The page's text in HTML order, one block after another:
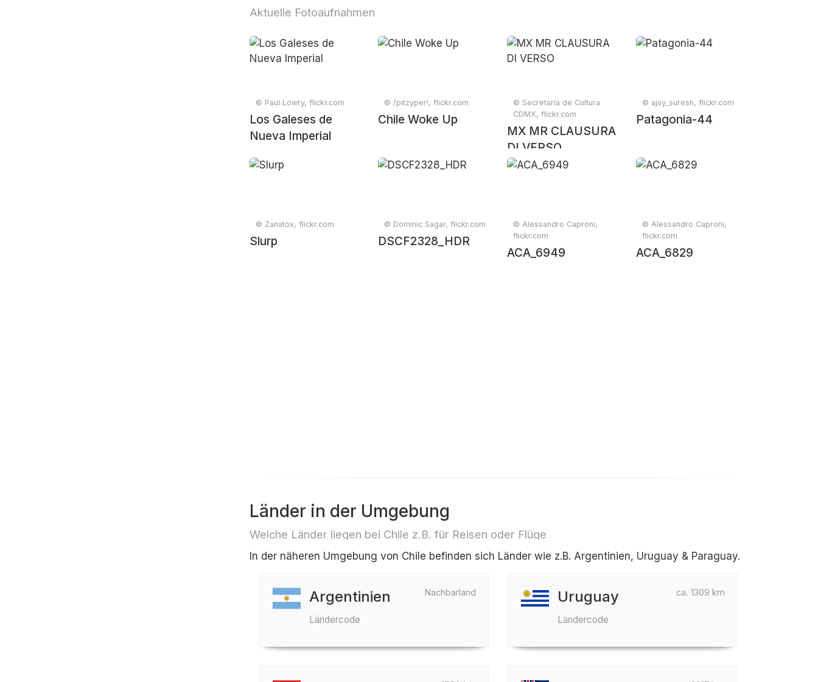
Aktuelle Fotoaufnahmen
© Paul Lowry, flickr.com
Los Galeses de
Nueva Imperial
© /pitzyper!, flickr.com
Chile Woke Up
© Secretaría de Cultura
CDMX, flickr.com
MX MR CLAUSURA
DI VERSO
© ajay_suresh, flickr.com
Patagonia-44
© Zanatox, flickr.com
Slurp
© Dominic Sagar, flickr.com
DSCF2328_HDR
© Alessandro Caproni,
flickr.com
ACA_6949
© Alessandro Caproni,
flickr.com
ACA_6829
Länder in der Umgebung
Welche Länder liegen bei Chile z.B. für Reisen oder Flüge
In der näheren Umgebung von Chile befinden sich Länder wie z.B. Argentinien, Uruguay & Paraguay.
Nachbarland
Argentinien
Ländercode
ca. 1309 km
Uruguay
Ländercode